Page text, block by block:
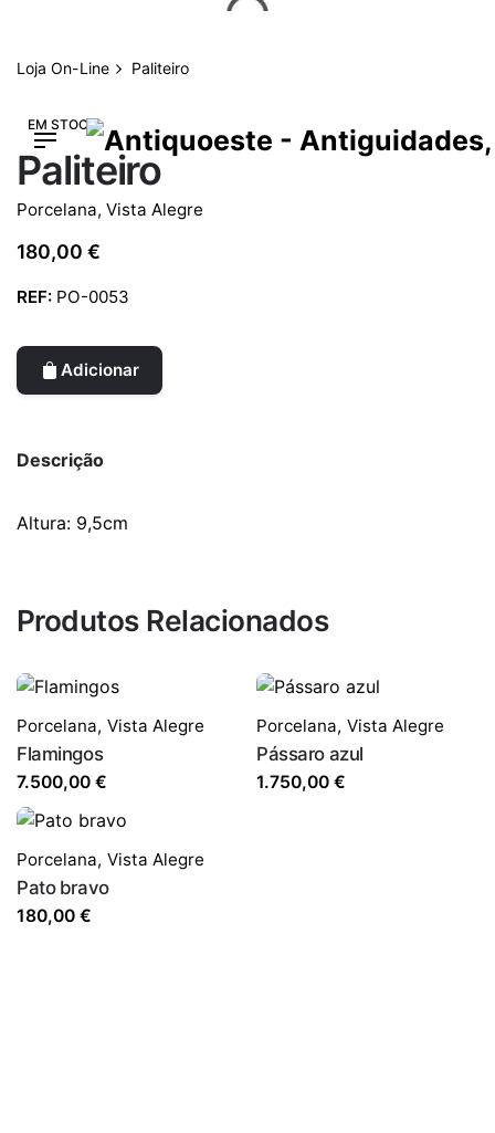
content
Loja On-Line Paliteiro
EM STOCK
Paliteiro
Porcelana, Vista Alegre
180,00 €
REF: PO-0053
Adicionar
Descrição
Altura: 9,5cm
Produtos Relacionados
Porcelana, Vista Alegre
Flamingos
7.500,00 €
Porcelana, Vista Alegre
Pássaro azul
1.750,00 €
Porcelana, Vista Alegre
Pato bravo
180,00 €